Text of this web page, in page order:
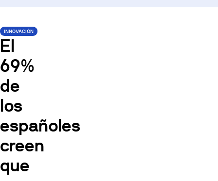
INNOVACIÓN
El
69%
de
los
españoles
creen
que